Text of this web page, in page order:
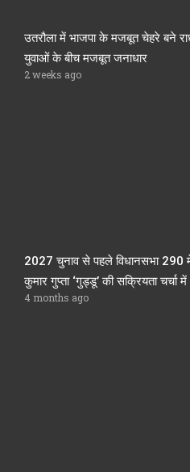
उतरौला में भाजपा के मजबूत चेहरे बने
युवाओं के बीच मजबूत जनाधार
2 weeks ago
2027 चुनाव से पहले विधानसभा 290
कुमार गुप्ता ‘गुड्डू’ की सक्रियता चर्चा में
4 months ago